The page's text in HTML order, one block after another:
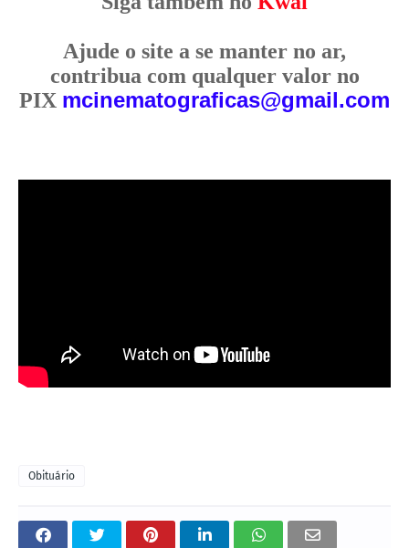
Ajude o site a se manter no ar,
contribua com qualquer valor no
PIX mcinematograficas@gmail.com
Obituário